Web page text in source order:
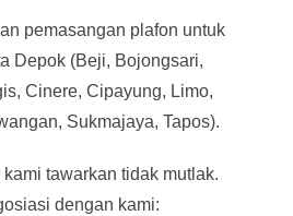
pemasangan plafon untuk
Depok (Beji, Bojongsari,
Cinere, Cipayung, Limo,
Sukmajaya, Tapos).
tawarkan tidak mutlak.
dengan kami: